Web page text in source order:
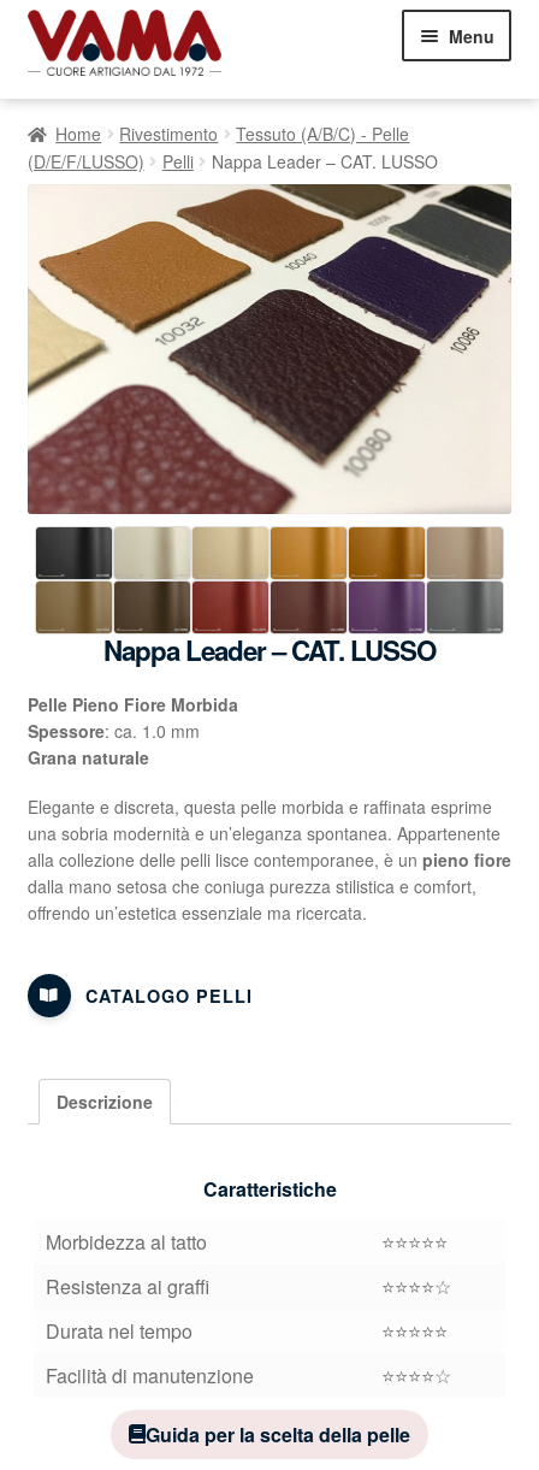
Vai
alla
navigazione
Vai
al
contenuto
Menu
Divani
child
Letti
il
menu
child
Poltrone
menu
child
Commenti dei Clienti
Contatti
05751460303
Showroom Milano
Home Rivestimento
Tessuto (A/B/C) - Pelle
(D/E/F/LUSSO)
Pelli Nappa Leader – CAT. LUSSO
Nappa Leader – CAT. LUSSO
Pelle Pieno Fiore Morbida
Spessore: ca. 1.0 mm
Grana naturale
Elegante e discreta, questa pelle morbida e raffinata esprime
una sobria modernità e un’eleganza spontanea. Appartenente
alla collezione delle pelli lisce contemporanee, è un pieno fiore
dalla mano setosa che coniuga purezza stilistica e comfort,
offrendo un’estetica essenziale ma ricercata.
CATALOGO PELLI
Descrizione
Caratteristiche
Morbidezza al tatto
⭐⭐⭐⭐⭐
Resistenza ai graffi
⭐⭐⭐⭐☆
Durata nel tempo
⭐⭐⭐⭐⭐
Facilità di manutenzione
⭐⭐⭐⭐☆
Guida per la scelta della pelle